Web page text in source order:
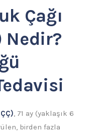
Çağı
Nedir?
, 71 ay (yaklaşık 6
birden fazla